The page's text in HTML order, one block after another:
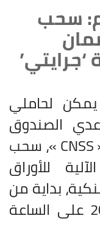
سحب
يمكن لحاملي
الصندوق
« CNSS، سحب
للأوراق
بداية من
اليوم الأربعاء 20 ماي 2026 على الساعة